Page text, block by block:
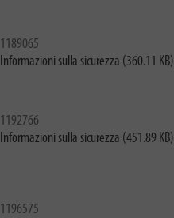
1189065
Informazioni sulla sicurezza (360.11 KB)
1192766
Informazioni sulla sicurezza (451.89 KB)
1196575